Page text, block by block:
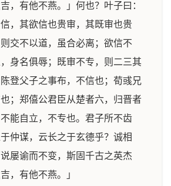
吉，有他不燕。」何也？叶子曰：
，其欲信也贵审，其既审也贵
交不以道，虽合必离；欲信不
身名俱辱；既审不专，则二三其
登父子之事布，不信也；荀彧兄
；郑僖公君臣从楚者六，归晋者
能自立，不专也。君子所不齿
仲谋，云长之于玄德乎？诚相
屡谕而不变，斯固千古之英杰
，有他不燕。」